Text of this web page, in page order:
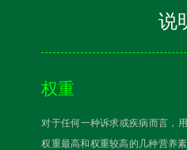
说
权重
对于任何一种诉求或疾病而言，
权重最高和权重较高的几种营养